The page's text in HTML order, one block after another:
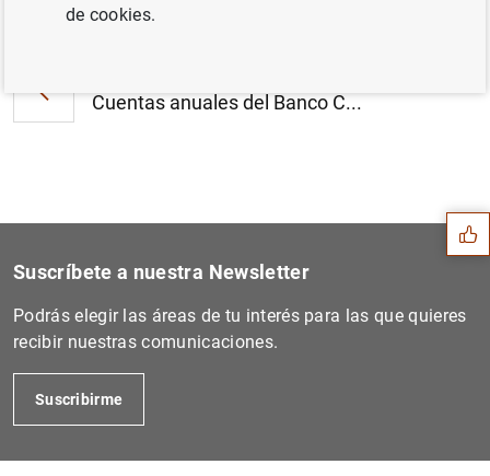
Cuentas anuales del Banco C...
Evolución monetaria de la z...
Sugerencias
Suscríbete a nuestra Newsletter
Podrás elegir las áreas de tu interés para las que quieres
recibir nuestras comunicaciones.
Suscribirme
de cookies.